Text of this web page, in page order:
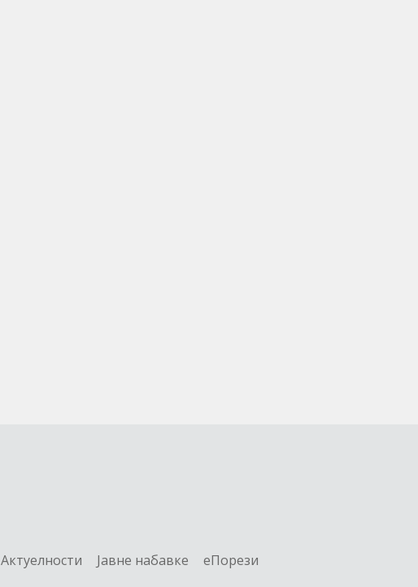
Актуелности Jавне набавке еПорези